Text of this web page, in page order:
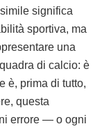
significa
sportiva, ma
una
di calcio: è
è, prima di tutto,
questa
errore — o ogni